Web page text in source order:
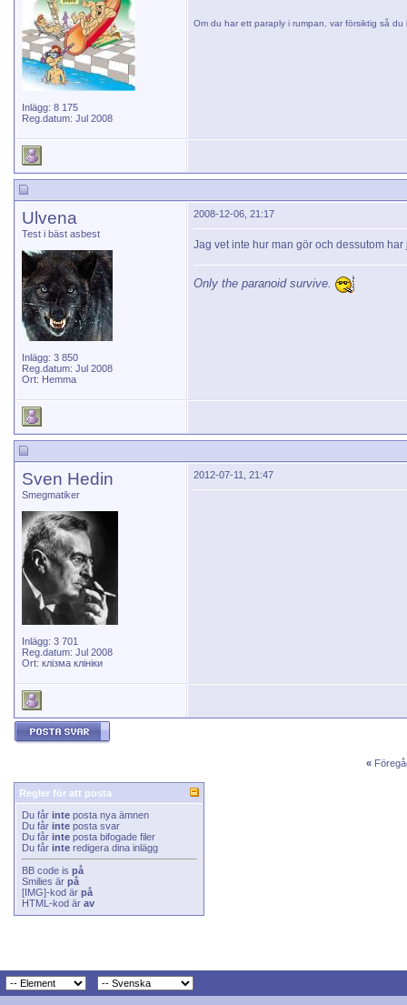
Inlägg: 8 175
Reg.datum: Jul 2008
Om du har ett paraply i rumpan, var försiktig så
Ulvena
Test i bäst asbest
Inlägg: 3 850
Reg.datum: Jul 2008
Ort: Hemma
2008-12-06, 21:17
Jag vet inte hur man gör och dessutom
Only the paranoid survive.
Sven Hedin
Smegmatiker
Inlägg: 3 701
Reg.datum: Jul 2008
Ort: клізма клініки
2012-07-11, 21:47
«
Regler för att posta
Du får inte posta nya ämnen
Du får inte posta svar
Du får inte posta bifogade filer
Du får inte redigera dina inlägg
BB code is på
Smilies är på
[IMG]-kod är på
HTML-kod är av